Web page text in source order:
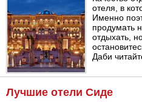
отеля, в
Именно
продумать
отдыхать,
Даби
Лучшие отели Сиде